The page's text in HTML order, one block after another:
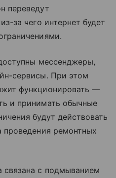
переведут
за чего интернет будет
мессенджеры,
сервисы. При этом
функционировать —
и принимать обычные
будут действовать
проведения ремонтных
с подмыванием